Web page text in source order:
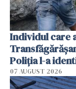
Individul care
Poliția l-a
07 AUGUST 2026